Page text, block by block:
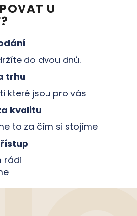
U
do dvou dnů.
trhu
které jsou pro vás
kvalitu
to za čím si stojíme
rádi